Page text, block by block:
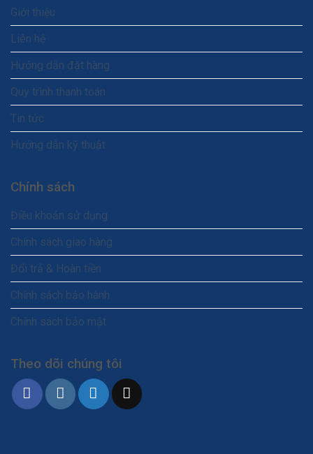
Giới thiệu
Liên hệ
Hướng dẫn đặt hàng
Quy trình thanh toán
Tin tức
Hướng dẫn kỹ thuật
Chính sách
Điều khoản sử dụng
Chính sách giao hàng
Đổi trả & Hoàn tiền
Chính sách bảo hành
Chính sách bảo mật
Theo dõi chúng tôi